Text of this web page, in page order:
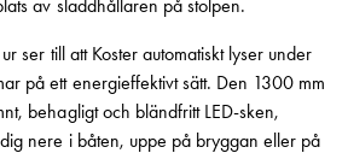
av sladdhållaren på stolpen.
ser till att Koster automatiskt lyser under
på ett energieffektivt sätt. Den 1300 mm
behagligt och bländfritt LED-sken,
nere i båten, uppe på bryggan eller på